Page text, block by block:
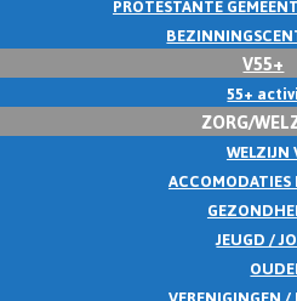
V55+
55+
ZORG/
JEUGD /